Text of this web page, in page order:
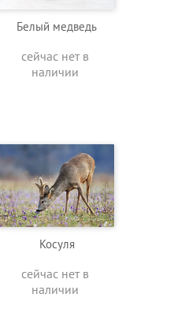
Белый медведь
сейчас нет в
наличии
Косуля
сейчас нет в
наличии